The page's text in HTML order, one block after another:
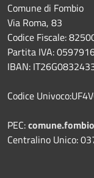
Comune di Fombio
Via Roma, 83
Codice Fiscale:
Partita IVA:
IBAN:
Codice
PEC:
Centralino Unico: